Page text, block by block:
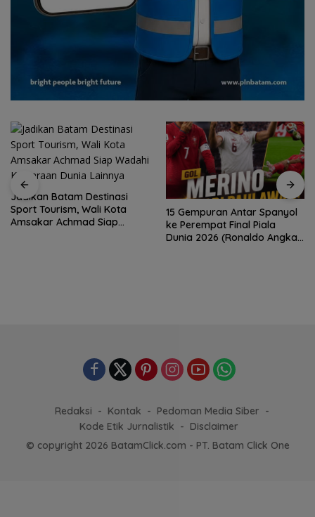
Jadikan Batam Destinasi
Sport Tourism, Wali Kota
Amsakar Achmad Siap
15 Gempuran Antar Spanyol
ke Perempat Final Piala
Dunia 2026 (Ronaldo Angkat
Redaksi Kontak
Pedoman Media Siber
Kode Etik Jurnalistik
Disclaimer
© copyright 2026 BatamClick.com - PT. Batam Click One